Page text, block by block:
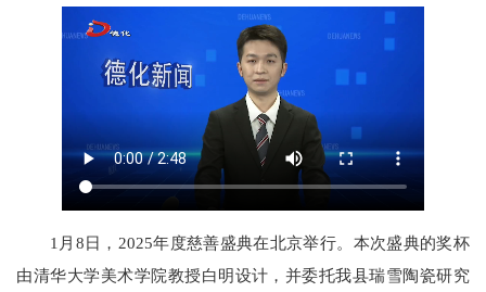
1月8日，2025年度慈善盛典在北京举行。本次盛典的奖杯
由清华大学美术学院教授白明设计，并委托我县瑞雪陶瓷研究